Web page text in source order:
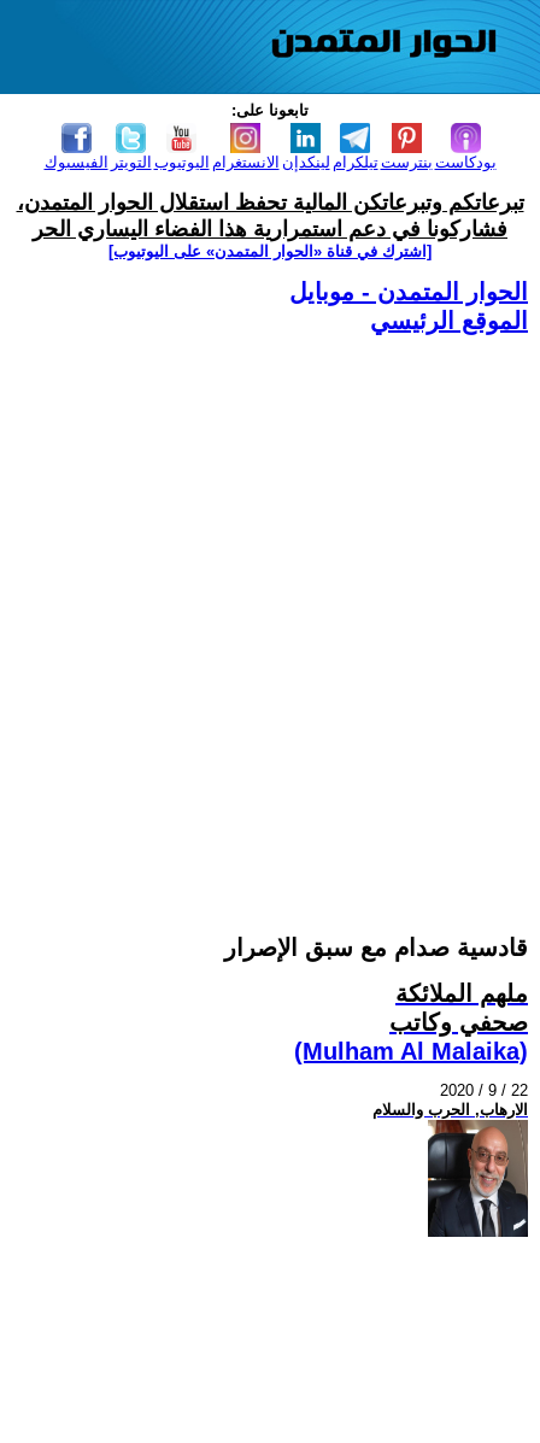
تابعونا على:
الفيسبوك التويتر اليوتيوب الانستغرام لينكدإن تيلكرامبنترست بودكاست
تبرعاتكم وتبرعاتكن المالية تحفظ استقلال الحوار المتمدن،
فشاركونا في دعم استمرارية هذا الفضاء اليساري الحر
[اشترك في قناة ‫«الحوار المتمدن» على اليوتيوب]
الحوار المتمدن - موبايل
الموقع الرئيسي
قادسية صدام مع سبق الإصرار
ملهم الملائكة
صحفي وكاتب
(Mulham Al Malaika)
2020 / 9 / 22
الارهاب, الحرب والسلام